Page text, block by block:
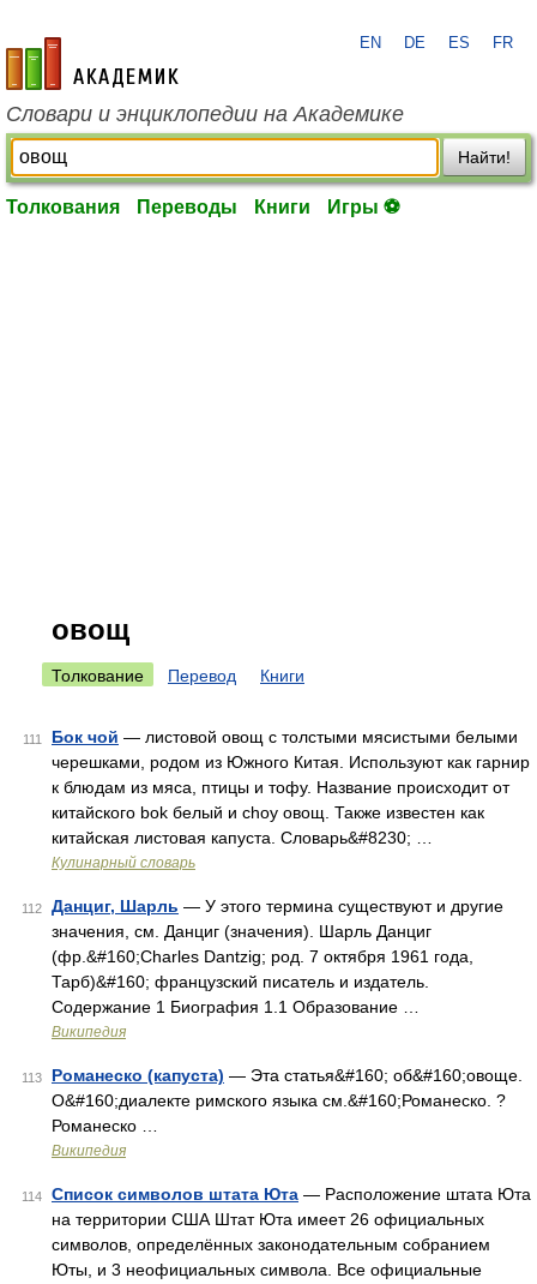
academic.ru
EN DE ES FR
Словари и энциклопедии на Академике
Найти!
Толкования Переводы Книги Игры ⚽
овощ
Толкование Перевод Книги
111 Бок чой — листовой овощ с толстыми мясистыми белыми
черешками, родом из Южного Китая. Используют как гарнир
к блюдам из мяса, птицы и тофу. Название происходит от
китайского bok белый и choy овощ. Также известен как
китайская листовая капуста. Словарь&#8230; …
Кулинарный словарь
112 Данциг, Шарль — У этого термина существуют и другие
значения, см. Данциг (значения). Шарль Данциг
(фр.&#160;Charles Dantzig; род. 7 октября 1961 года,
Тарб)&#160; французский писатель и издатель.
Содержание 1 Биография 1.1 Образование …
Википедия
113 Романеско (капуста) — Эта статья&#160; об&#160;овоще.
О&#160;диалекте римского языка см.&#160;Романеско. ?
Романеско …
Википедия
114 Список символов штата Юта — Расположение штата Юта
на территории США Штат Юта имеет 26 официальных
символов, определённых законодательным собранием
Юты, и 3 неофициальных символа. Все официальные